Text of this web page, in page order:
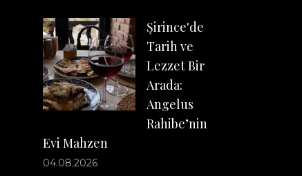
Şirince'de
Tarih ve
Lezzet Bir
Arada:
Angelus
Rahibe’nin
Evi Mahzen
04.08.2026